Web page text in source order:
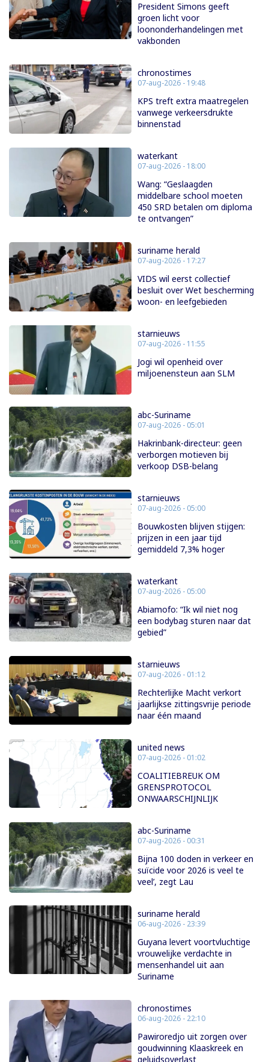
President Simons geeft
groen licht voor
loononderhandelingen met
vakbonden
chronostimes
07-aug-2026 - 19:48
KPS treft extra maatregelen
vanwege verkeersdrukte
binnenstad
waterkant
07-aug-2026 - 18:00
Wang: “Geslaagden
middelbare school moeten
450 SRD betalen om diploma
te ontvangen”
suriname herald
07-aug-2026 - 17:27
VIDS wil eerst collectief
besluit over Wet bescherming
woon- en leefgebieden
starnieuws
07-aug-2026 - 11:55
Jogi wil openheid over
miljoenensteun aan SLM
abc-Suriname
07-aug-2026 - 05:01
Hakrinbank-directeur: geen
verborgen motieven bij
verkoop DSB-belang
starnieuws
07-aug-2026 - 05:00
Bouwkosten blijven stijgen:
prijzen in een jaar tijd
gemiddeld 7,3% hoger
waterkant
07-aug-2026 - 05:00
Abiamofo: “Ik wil niet nog
een bodybag sturen naar dat
gebied”
starnieuws
07-aug-2026 - 01:12
Rechterlijke Macht verkort
jaarlijkse zittingsvrije periode
naar één maand
united news
07-aug-2026 - 01:02
COALITIEBREUK OM
GRENSPROTOCOL
ONWAARSCHIJNLIJK
abc-Suriname
07-aug-2026 - 00:31
Bijna 100 doden in verkeer en
suïcide voor 2026 is veel te
veel’, zegt Lau
suriname herald
06-aug-2026 - 23:39
Guyana levert voortvluchtige
vrouwelijke verdachte in
mensenhandel uit aan
Suriname
chronostimes
06-aug-2026 - 22:10
Pawiroredjo uit zorgen over
goudwinning Klaaskreek en
geluidsoverlast